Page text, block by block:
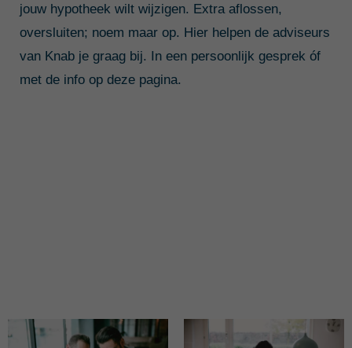
jouw hypotheek wilt wijzigen. Extra aflossen,
oversluiten; noem maar op. Hier helpen de adviseurs
van Knab je graag bij. In een persoonlijk gesprek óf
met de info op deze pagina.